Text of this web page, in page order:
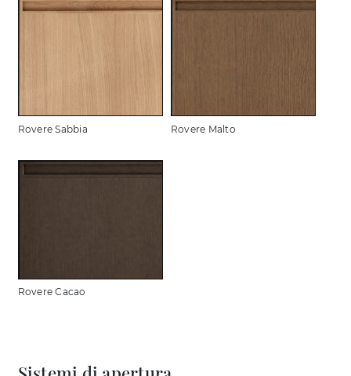
Rovere Sabbia Rovere Malto
Rovere Cacao